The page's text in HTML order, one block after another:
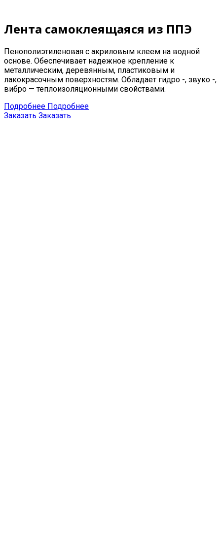
Лента самоклеящаяся из ППЭ
Пенополиэтиленовая с акриловым клеем на водной
основе. Обеспечивает надежное крепление к
металлическим, деревянным, пластиковым и
лакокрасочным поверхностям. Обладает гидро -, звуко -,
вибро — теплоизоляционными свойствами.
Подробнее Подробнее
Заказать Заказать